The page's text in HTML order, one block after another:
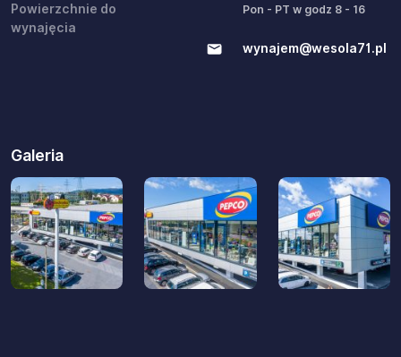
Powierzchnie do
wynajęcia
Pon - PT w godz 8 - 16
wynajem@wesola71.pl
Galeria